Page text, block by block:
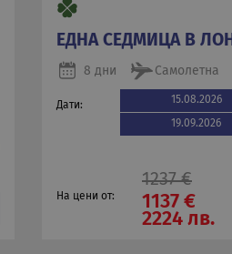
ЕДНА СЕДМИЦА В
8 дни Самолетна
Дати: 15.08.2026
19.09.2026
На цени от:
1237 €
1137 €
2224 лв.